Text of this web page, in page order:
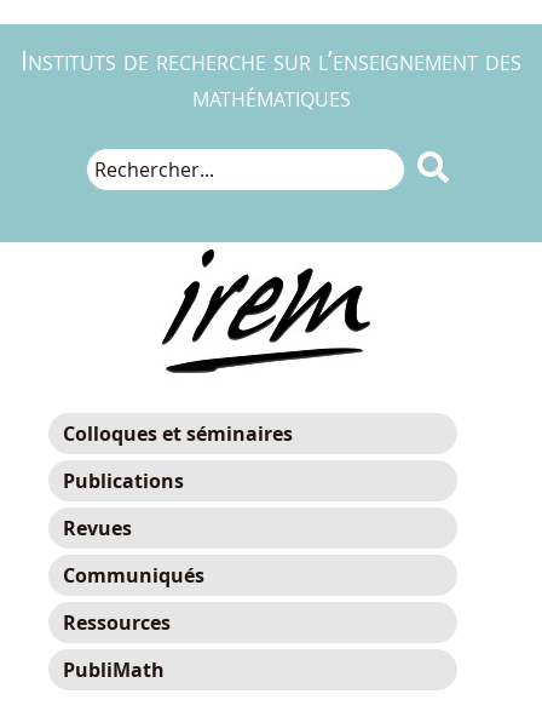
Instituts de recherche sur l’enseignement des
mathématiques

Colloques et séminaires
Publications
Revues
Communiqués
Ressources
PubliMath